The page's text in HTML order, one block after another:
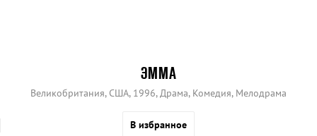
ЭММА
Великобритания, США, 1996, Драма, Комедия, Мелодрама
В избранное